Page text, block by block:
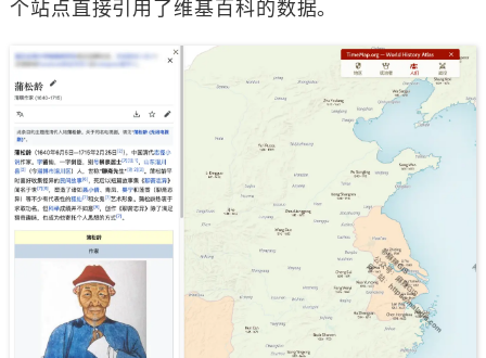
个站点直接引用了维基百科的数据。